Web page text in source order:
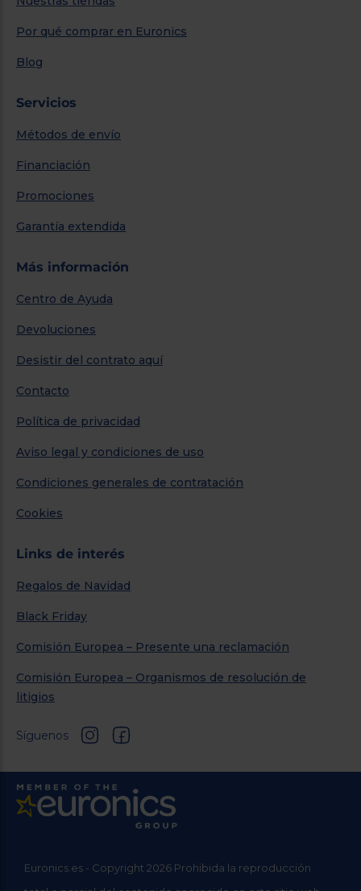
Por qué comprar en Euronics
Blog
Servicios
Métodos de envío
Financiación
Promociones
Garantía extendida
Más información
Centro de Ayuda
Devoluciones
Desistir del contrato aquí
Contacto
Política de privacidad
Aviso legal y condiciones de uso
Condiciones generales de contratación
Cookies
Links de interés
Regalos de Navidad
Black Friday
Comisión Europea – Presente una reclamación
Comisión Europea – Organismos de resolución de
litigios
Síguenos
Euronics.es - Copyright 2026 Prohibida la reproducción